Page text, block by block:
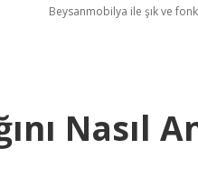
Beysanmobilya ile şık ve
Nasıl